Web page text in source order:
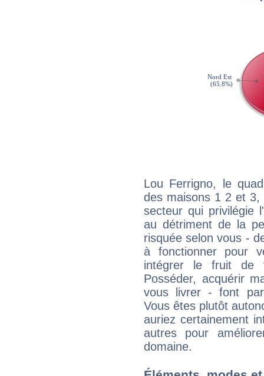
Lou Ferrigno, le
des maisons 1 2 et
secteur qui privilégie
au détriment de la
risquée selon vous -
à fonctionner pour
intégrer le fruit de
Posséder, acquérir
vous livrer - font
Vous êtes plutôt
auriez certainement
autres pour
domaine.